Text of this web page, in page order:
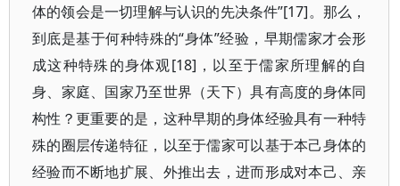
体的领会是一切理解与认识的先决条件”[17]。那么，
到底是基于何种特殊的“身体”经验，早期儒家才会形
成这种特殊的身体观[18]，以至于儒家所理解的自
身、家庭、国家乃至世界（天下）具有高度的身体同
构性？更重要的是，这种早期的身体经验具有一种特
殊的圈层传递特征，以至于儒家可以基于本己身体的
经验而不断地扩展、外推出去，进而形成对本己、亲